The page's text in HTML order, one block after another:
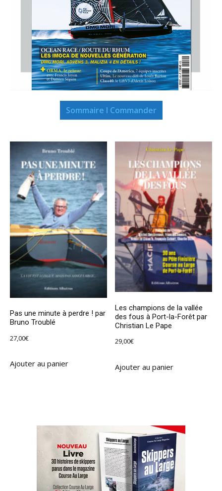
Sommaire I Commander
Pas une minute à perdre ! par
Bruno Troublé
27,00€
Ajouter au panier
Les champions de la vallée
des fous à Port-la-Forêt par
Christian Le Pape
29,00€
Ajouter au panier